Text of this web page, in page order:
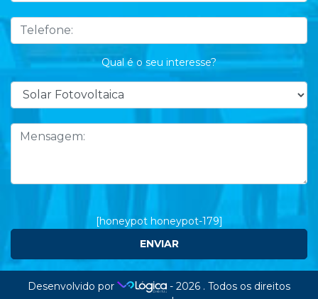
Qual é o seu interesse?
[honeypot honeypot-179]
Desenvolvido por
- 2026 . Todos os direitos